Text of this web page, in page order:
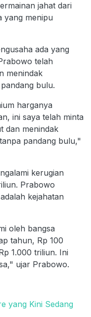
jahat dari
yang menipu
ada yang
telah
menindak
bulu.
harganya
ini saya telah minta
dan menindak
pandang bulu,"
kerugian
Prabowo
kejahatan
oleh bangsa
tahun, Rp 100
1.000 triliun. Ini
ujar Prabowo.
yang Kini Sedang